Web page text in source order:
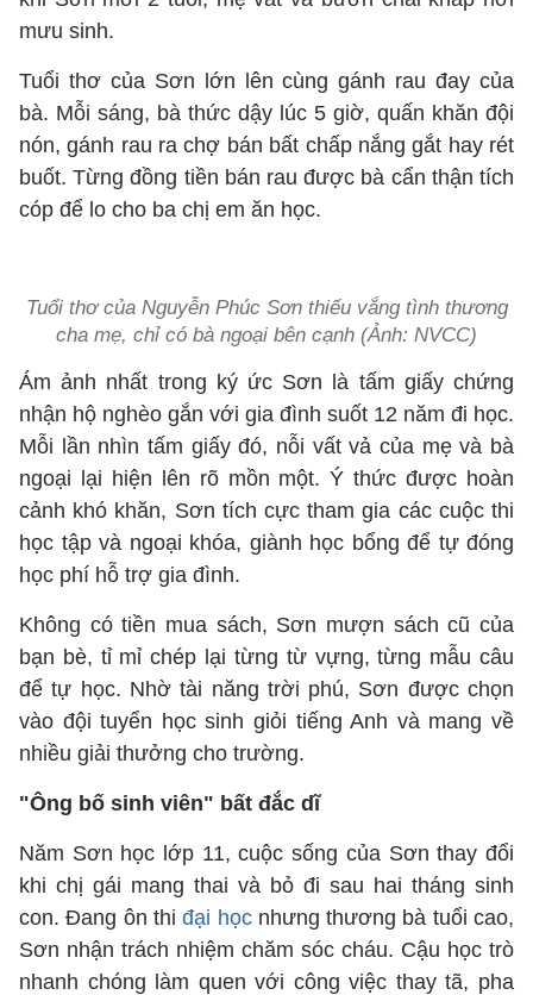
mưu sinh.
Tuổi thơ của Sơn lớn lên cùng gánh rau đay của
bà. Mỗi sáng, bà thức dậy lúc 5 giờ, quấn khăn đội
nón, gánh rau ra chợ bán bất chấp nắng gắt hay rét
buốt. Từng đồng tiền bán rau được bà cẩn thận tích
cóp để lo cho ba chị em ăn học.
Tuổi thơ của Nguyễn Phúc Sơn thiếu vắng tình thương
cha mẹ, chỉ có bà ngoại bên cạnh (Ảnh: NVCC)
Ám ảnh nhất trong ký ức Sơn là tấm giấy chứng
nhận hộ nghèo gắn với gia đình suốt 12 năm đi học.
Mỗi lần nhìn tấm giấy đó, nỗi vất vả của mẹ và bà
ngoại lại hiện lên rõ mồn một. Ý thức được hoàn
cảnh khó khăn, Sơn tích cực tham gia các cuộc thi
học tập và ngoại khóa, giành học bổng để tự đóng
học phí hỗ trợ gia đình.
Không có tiền mua sách, Sơn mượn sách cũ của
bạn bè, tỉ mỉ chép lại từng từ vựng, từng mẫu câu
để tự học. Nhờ tài năng trời phú, Sơn được chọn
vào đội tuyển học sinh giỏi tiếng Anh và mang về
nhiều giải thưởng cho trường.
"Ông bố sinh viên" bất đắc dĩ
Năm Sơn học lớp 11, cuộc sống của Sơn thay đổi
khi chị gái mang thai và bỏ đi sau hai tháng sinh
con. Đang ôn thiđại họcnhưng thương bà tuổi cao,
Sơn nhận trách nhiệm chăm sóc cháu. Cậu học trò
nhanh chóng làm quen với công việc thay tã, pha